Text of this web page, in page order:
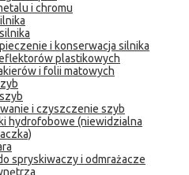
i chromu
i konserwacja silnika
plastikowych
i folii matowych
i czyszczenie szyb
hydrofobowe (niewidzialna
spryskiwaczy i odmrażacze